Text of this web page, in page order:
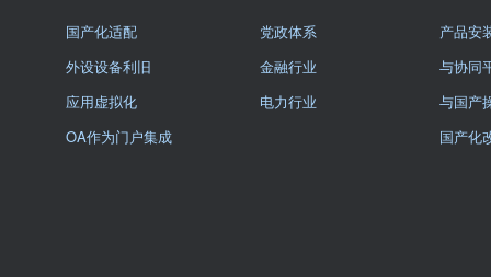
国产化适配
外设设备利旧
应用虚拟化
OA作为门户集成
党政体系
金融行业
电力行业
产品安
与协同
与国产
国产化